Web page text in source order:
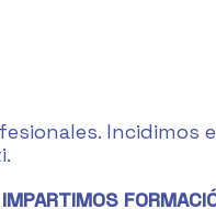
Incidimos
IMPARTIMOS